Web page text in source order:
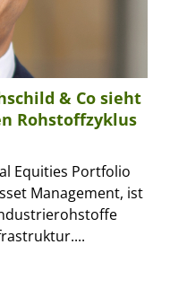
& Co sieht
Rohstoffzyklus
Equities Portfolio
Management, ist